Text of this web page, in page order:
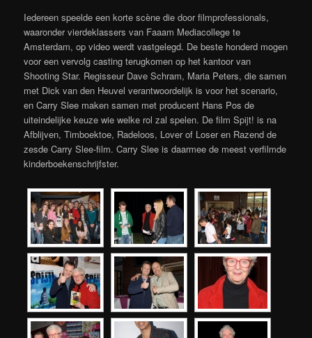
Iedereen speelde een korte scène die door filmprofessionals,
waaronder vierdeklassers van Faaam Mediacollege te
Amsterdam, op video werdt vastgelegd. De beste honderd mogen
voor een vervolg casting terugkomen op het kantoor van
Shooting Star. Regisseur Dave Schram, Maria Peters, die samen
met Dick van den Heuvel verantwoordelijk is voor het scenario,
en Carry Slee maken samen met producent Hans Pos de
uiteindelijke keuze wie welke rol zal spelen. De film Spijt! is na
Afblijven, Timboektoe, Radeloos, Lover of Loser en Razend de
zesde Carry Slee-film. Carry Slee is daarmee de meest verfilmde
kinderboekenschrijfster.